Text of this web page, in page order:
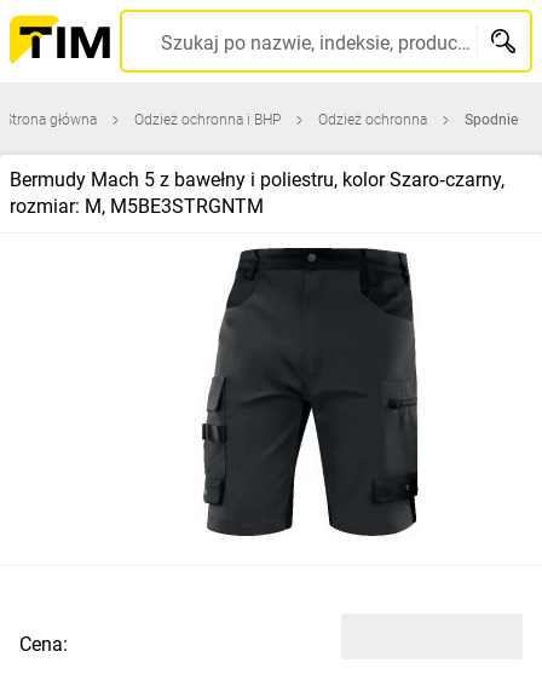
Szukaj po nazwie, indeksie, producencie, kodzie kreskowym...
Strona główna Odzież ochronna i BHP Odzież ochronna Spodnie
Bermudy Mach 5 z bawełny i poliestru, kolor Szaro‑czarny,
rozmiar: M, M5BE3STRGNTM
Cena: